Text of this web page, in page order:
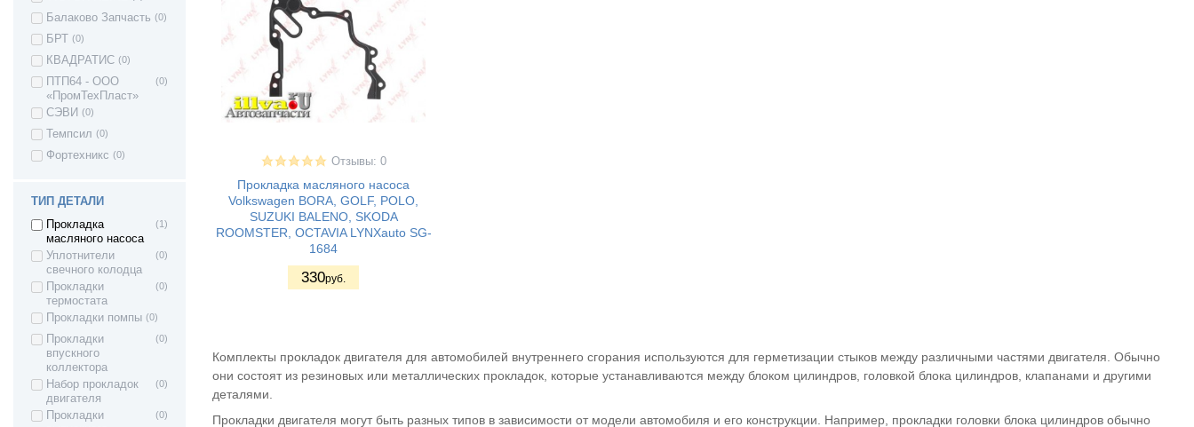
Балаково Запчасть (0)
БРТ (0)
КВАДРАТИС (0)
ПТП64 - ООО
«ПромТехПласт»
(0)
СЭВИ (0)
Темпсил (0)
Фортехникс (0)
ТИП ДЕТАЛИ
Прокладка
масляного насоса
(1)
Уплотнители
свечного колодца
(0)
Прокладки
термостата
(0)
Прокладки помпы (0)
Прокладки
впускного
коллектора
(0)
Набор прокладок
двигателя
(0)
Прокладки
(0)
Renault Logan
Renault LAGUNA
Renault Megane l
Renault Megane ll
Renault Megane lll
(рестайлинг)
Renault MEGANE
Renault Sandero
Renault SYMBOL
II
Renault TRAFIC
Renault Twingo
SAAB 9-3 (1)
SAAB 9-5 (2)
Seat Arosa (2)
Seat ALHAMBRA
Seat ALTEA
Seat TOLEDO (3)
Seat Exeo ST
Отзывы: 0
Прокладка масляного насоса
Volkswagen BORA, GOLF, POLO,
SUZUKI BALENO, SKODA
ROOMSTER, OCTAVIA LYNXauto SG-
1684
330руб.
Комплекты прокладок двигателя для автомобилей внутреннего сгорания используются для герметизации стыков между различными частями двигателя. Обычно
они состоят из резиновых или металлических прокладок, которые устанавливаются между блоком цилиндров, головкой блока цилиндров, клапанами и другими
деталями.
Прокладки двигателя могут быть разных типов в зависимости от модели автомобиля и его конструкции. Например, прокладки головки блока цилиндров обычно